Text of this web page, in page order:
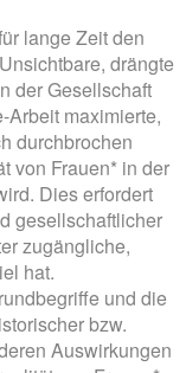
lange Zeit den
drängte
der Gesellschaft
Arbeit maximierte,
durchbrochen
von Frauen* in der
Dies erfordert
gesellschaftlicher
zugängliche,
hat.
und die
bzw.
Auswirkungen